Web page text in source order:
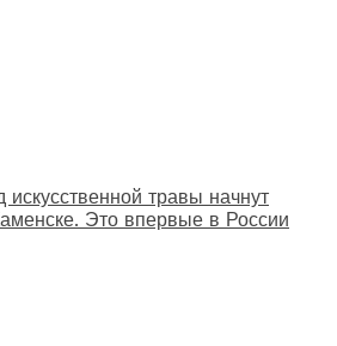
травы начнут
Это впервые в России